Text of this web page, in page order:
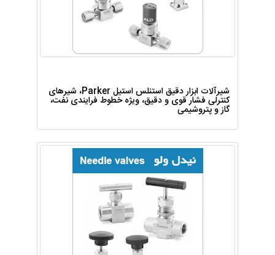
شیرآلات ابزار دقیق استنلس استیل Parker، شیرهای
کنترلی فشار قوی و دقیق، ویژه خطوط فرایندی نفت،
گاز و پتروشیمی